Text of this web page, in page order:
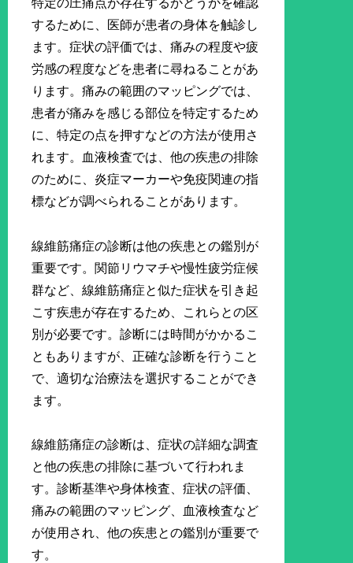
するために、医師が患者の身体を触診し
ます。症状の評価では、痛みの程度や疲
労感の程度などを患者に尋ねることがあ
ります。痛みの範囲のマッピングでは、
患者が痛みを感じる部位を特定するため
に、特定の点を押すなどの方法が使用さ
れます。血液検査では、他の疾患の排除
のために、炎症マーカーや免疫関連の指
標などが調べられることがあります。
線維筋痛症の診断は他の疾患との鑑別が
重要です。関節リウマチや慢性疲労症候
群など、線維筋痛症と似た症状を引き起
こす疾患が存在するため、これらとの区
別が必要です。診断には時間がかかるこ
ともありますが、正確な診断を行うこと
で、適切な治療法を選択することができ
ます。
線維筋痛症の診断は、症状の詳細な調査
と他の疾患の排除に基づいて行われま
す。診断基準や身体検査、症状の評価、
痛みの範囲のマッピング、血液検査など
が使用され、他の疾患との鑑別が重要で
す。